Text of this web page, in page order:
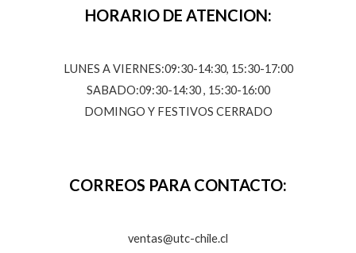
HORARIO DE ATENCION:
LUNES A VIERNES:09:30-14:30, 15:30-17:00
SABADO:09:30-14:30 , 15:30-16:00
DOMINGO Y FESTIVOS CERRADO
CORREOS PARA CONTACTO:
ventas@utc-chile.cl